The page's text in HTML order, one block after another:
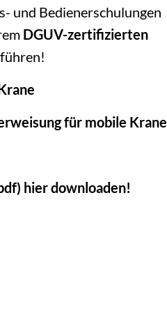
und Bedienerschulungen
DGUV-zertifizierten
für mobile Krane
hier downloaden!